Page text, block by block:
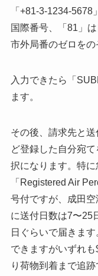
「+81-3-1234-
国際番号、「81」
市外局番のゼロをの
入力できたら「
ます。
その後、請求先と
ど登録した自分宛
択になります。特
「Registered Air
号付ですが、成田
に送付日数は7〜25
日ぐらいで届きま
できますがいずれ
り荷物到着まで追